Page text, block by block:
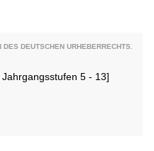
DEUTSCHEN URHEBERRECHTS.
5 - 13]